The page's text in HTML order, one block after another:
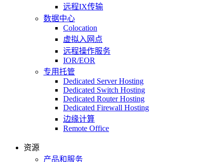
远程IX传输
数据中心
Colocation
虚拟入网点
远程操作服务
IOR/EOR
专用托管
Dedicated Server Hosting
Dedicated Switch Hosting
Dedicated Router Hosting
Dedicated Firewall Hosting
边缘计算
Remote Office
资源
产品和服务